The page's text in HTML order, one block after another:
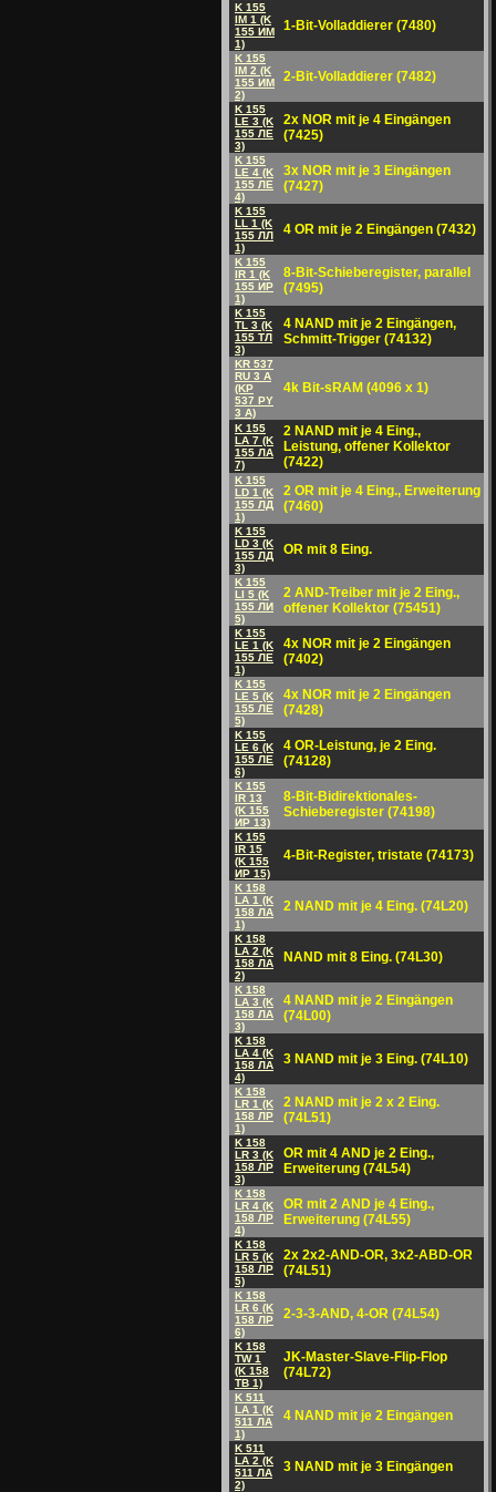
K 155
IM 1 (K
155 ИM
1)
1-Bit-Volladdierer (7480)
K 155
IM 2 (K
155 ИM
2)
2-Bit-Volladdierer (7482)
K 155
LE 3 (K
155 ЛE
3)
2x NOR mit je 4 Eingängen
(7425)
K 155
LE 4 (K
155 ЛE
4)
3x NOR mit je 3 Eingängen
(7427)
K 155
LL 1 (K
155 ЛЛ
1)
4 OR mit je 2 Eingängen (7432)
K 155
IR 1 (K
155 ИP
1)
8-Bit-Schieberegister, parallel
(7495)
K 155
TL 3 (K
155 TЛ
3)
4 NAND mit je 2 Eingängen,
Schmitt-Trigger (74132)
KR 537
RU 3 A
(KP
537 PY
3 A)
4k Bit-sRAM (4096 x 1)
K 155
LA 7 (K
155 ЛА
7)
2 NAND mit je 4 Eing.,
Leistung, offener Kollektor
(7422)
K 155
LD 1 (K
155 ЛД
1)
2 OR mit je 4 Eing., Erweiterung
(7460)
K 155
LD 3 (K
155 ЛД
3)
OR mit 8 Eing.
K 155
LI 5 (K
155 ЛИ
5)
2 AND-Treiber mit je 2 Eing.,
offener Kollektor (75451)
K 155
LE 1 (K
155 ЛE
1)
4x NOR mit je 2 Eingängen
(7402)
K 155
LE 5 (K
155 ЛE
5)
4x NOR mit je 2 Eingängen
(7428)
K 155
LE 6 (K
155 ЛE
6)
4 OR-Leistung, je 2 Eing.
(74128)
K 155
IR 13
(K 155
ИP 13)
8-Bit-Bidirektionales-
Schieberegister (74198)
K 155
IR 15
(K 155
ИP 15)
4-Bit-Register, tristate (74173)
K 158
LA 1 (K
158 ЛА
1)
2 NAND mit je 4 Eing. (74L20)
K 158
LA 2 (K
158 ЛА
2)
NAND mit 8 Eing. (74L30)
K 158
LA 3 (K
158 ЛA
3)
4 NAND mit je 2 Eingängen
(74L00)
K 158
LA 4 (K
158 ЛА
4)
3 NAND mit je 3 Eing. (74L10)
K 158
LR 1 (K
158 ЛP
1)
2 NAND mit je 2 x 2 Eing.
(74L51)
K 158
LR 3 (K
158 ЛP
3)
OR mit 4 AND je 2 Eing.,
Erweiterung (74L54)
K 158
LR 4 (K
158 ЛP
4)
OR mit 2 AND je 4 Eing.,
Erweiterung (74L55)
K 158
LR 5 (K
158 ЛP
5)
2x 2x2-AND-OR, 3x2-ABD-OR
(74L51)
K 158
LR 6 (K
158 ЛP
6)
2-3-3-AND, 4-OR (74L54)
K 158
TW 1
(K 158
ТВ 1)
JK-Master-Slave-Flip-Flop
(74L72)
K 511
LA 1 (K
511 ЛА
1)
4 NAND mit je 2 Eingängen
K 511
LA 2 (K
511 ЛА
2)
3 NAND mit je 3 Eingängen